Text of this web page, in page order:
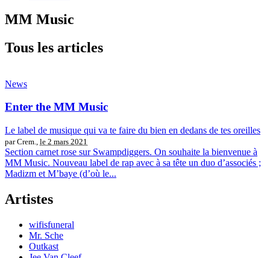
MM Music
Tous les articles
News
Enter the MM Music
Le label de musique qui va te faire du bien en dedans de tes oreilles
par Crem., le 2 mars 2021
Section carnet rose sur Swampdiggers. On souhaite la bienvenue à
MM Music. Nouveau label de rap avec à sa tête un duo d’associés ;
Madizm et M’baye (d’où le...
Artistes
wifisfuneral
Mr. Sche
Outkast